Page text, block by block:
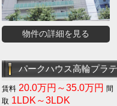
物件の詳細を見る
パークハウス高輪プラ
20.0万円～35.0万円
1LDK～3LDK